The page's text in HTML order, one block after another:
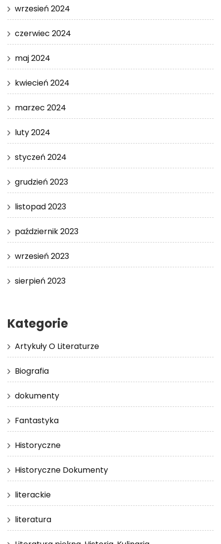
wrzesień 2024
czerwiec 2024
maj 2024
kwiecień 2024
marzec 2024
luty 2024
styczeń 2024
grudzień 2023
listopad 2023
październik 2023
wrzesień 2023
sierpień 2023
Kategorie
Artykuły O Literaturze
Biografia
dokumenty
Fantastyka
Historyczne
Historyczne Dokumenty
literackie
literatura